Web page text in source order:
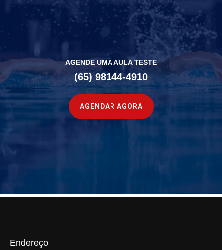
AGENDE UMA AULA TESTE
(65) 98144-4910
AGENDAR AGORA
Endereço